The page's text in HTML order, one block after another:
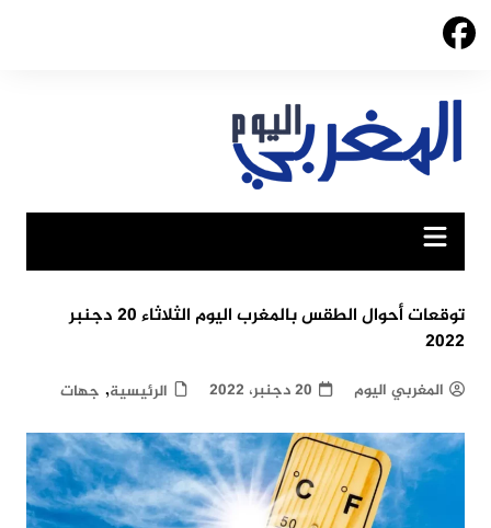
Skip
توقعات أحوال الطقس بالمغرب اليوم الثلاثاء 20 دجنبر
2022
المغربي اليوم 20 دجنبر، 2022 الرئيسية, جهات